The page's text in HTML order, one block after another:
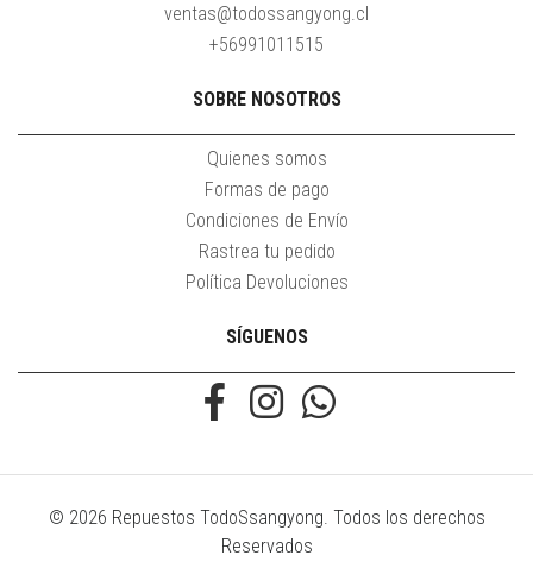
ventas@todossangyong.cl
+56991011515
SOBRE NOSOTROS
Quienes somos
Formas de pago
Condiciones de Envío
Rastrea tu pedido
Política Devoluciones
SÍGUENOS
© 2026 Repuestos TodoSsangyong. Todos los derechos
Reservados